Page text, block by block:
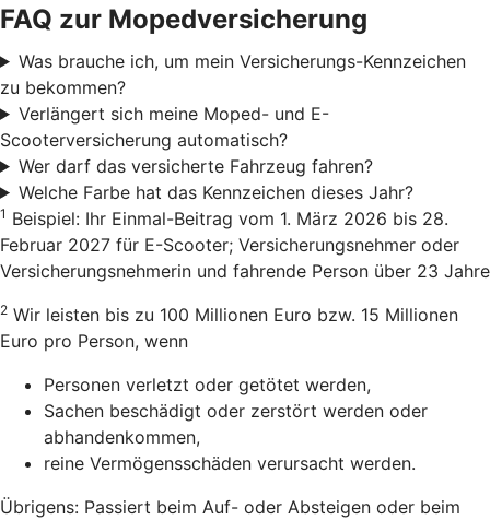
FAQ zur Mopedversicherung
Was brauche ich, um mein Versicherungs-Kennzeichen
zu bekommen?
Verlängert sich meine Moped- und E-
Scooterversicherung automatisch?
Wer darf das versicherte Fahrzeug fahren?
Welche Farbe hat das Kennzeichen dieses Jahr?
1 Beispiel: Ihr Einmal-Beitrag vom 1. März 2026 bis 28.
Februar 2027 für E-Scooter; Versicherungsnehmer oder
Versicherungsnehmerin und fahrende Person über 23 Jahre
2 Wir leisten bis zu 100 Millionen Euro bzw. 15 Millionen
Euro pro Person, wenn
Personen verletzt oder getötet werden,
Sachen beschädigt oder zerstört werden oder
abhandenkommen,
reine Vermögensschäden verursacht werden.
Übrigens: Passiert beim Auf- oder Absteigen oder beim